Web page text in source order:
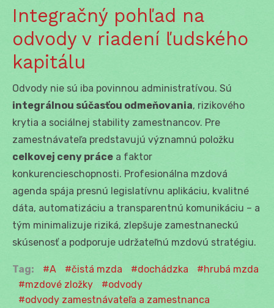
Integračný pohľad na
odvody v riadení ľudského
kapitálu
Odvody nie sú iba povinnou administratívou. Sú
integrálnou súčasťou odmeňovania, rizikového
krytia a sociálnej stability zamestnancov. Pre
zamestnávateľa predstavujú významnú položku
celkovej ceny práce a faktor
konkurencieschopnosti. Profesionálna mzdová
agenda spája presnú legislatívnu aplikáciu, kvalitné
dáta, automatizáciu a transparentnú komunikáciu – a
tým minimalizuje riziká, zlepšuje zamestnaneckú
skúsenosť a podporuje udržateľnú mzdovú stratégiu.
Tag: A čistá mzda dochádzka
hrubá mzda
mzdové zložky
odvody
odvody zamestnávateľa a zamestnanca